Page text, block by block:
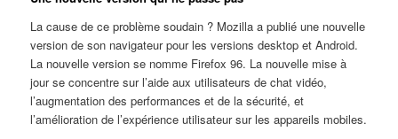
La cause de ce problème soudain ? Mozilla a publié une nouvelle
version de son navigateur pour les versions desktop et Android.
La nouvelle version se nomme Firefox 96. La nouvelle mise à
jour se concentre sur l’aide aux utilisateurs de chat vidéo,
l’augmentation des performances et de la sécurité, et
l’amélioration de l’expérience utilisateur sur les appareils mobiles.